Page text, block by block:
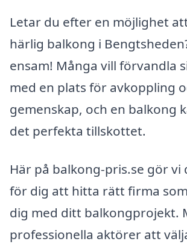
Letar du efter en möjlighet
härlig balkong i
ensam! Många vill förvandla
med en plats för avkoppling
gemenskap, och en balkong
det perfekta tillskottet.
Här på balkong-pris.se gör vi
för dig att hitta rätt firma
dig med ditt balkongprojekt.
professionella aktörer att